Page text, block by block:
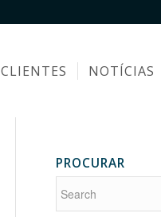
CLIENTES NOTÍCIAS
PROCURAR